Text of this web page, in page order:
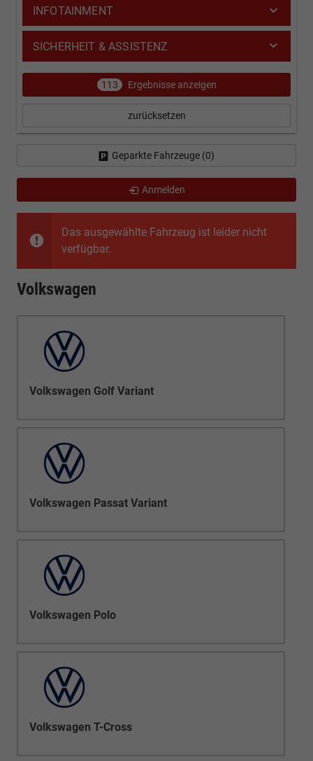
Das ausgewählte Fahrzeug ist leider nicht
verfügbar.
Volkswagen
Volkswagen Golf Variant
Volkswagen Passat Variant
Volkswagen Polo
Volkswagen T-Cross
INFOTAINMENT
SICHERHEIT & ASSISTENZ
113 Ergebnisse anzeigen
zurücksetzen
Geparkte Fahrzeuge (0)
Anmelden